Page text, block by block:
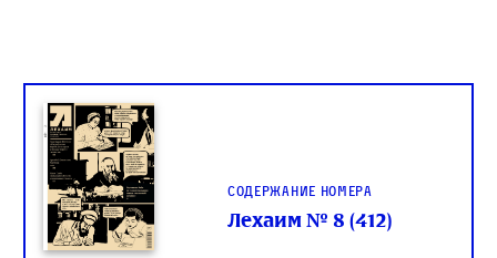
Содержание номера
Лехаим № 8 (412)